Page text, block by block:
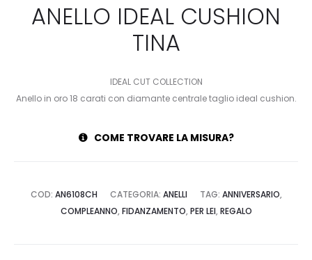
ANELLO IDEAL CUSHION
TINA
IDEAL CUT COLLECTION
Anello in oro 18 carati con diamante centrale taglio ideal cushion.
COME TROVARE LA MISURA?
COD: AN6108CH CATEGORIA: ANELLI TAG: ANNIVERSARIO,
COMPLEANNO, FIDANZAMENTO, PER LEI, REGALO